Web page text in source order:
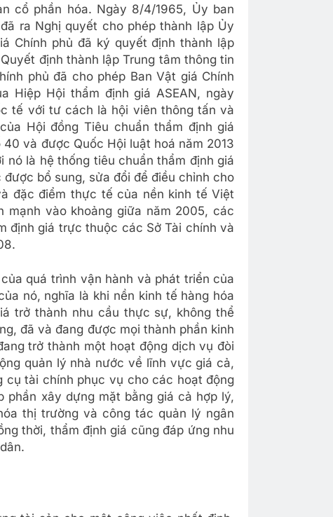
cổ phần hóa. Ngày 8/4/1965, Ủy ban
ra Nghị quyết cho phép thành lập Ủy
Chính phủ đã ký quyết định thành lập
định thành lập Trung tâm thông tin
phủ đã cho phép Ban Vật giá Chính
Hiệp Hội thẩm định giá ASEAN, ngày
tế với tư cách là hội viên thông tấn và
Hội đồng Tiêu chuẩn thẩm định giá
và được Quốc Hội luật hoá năm 2013
nó là hệ thống tiêu chuẩn thẩm định giá
bổ sung, sửa đổi để điều chỉnh cho
đặc điểm thực tế của nền kinh tế Việt
mạnh vào khoảng giữa năm 2005, các
định giá trực thuộc các Sở Tài chính và
quá trình vận hành và phát triển của
nó, nghĩa là khi nền kinh tế hàng hóa
trở thành nhu cầu thực sự, không thể
đã và đang được mọi thành phần kinh
trở thành một hoạt động dịch vụ đòi
quản lý nhà nước về lĩnh vực giá cả,
cụ tài chính phục vụ cho các hoạt động
xây dựng mặt bằng giá cả hợp lý,
thị trường và công tác quản lý ngân
thời, thẩm định giá cũng đáp ứng nhu